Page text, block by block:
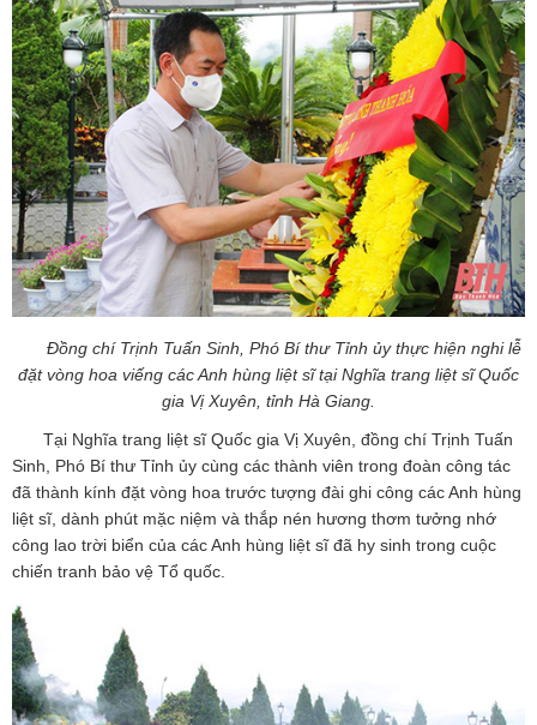
Đồng chí Trịnh Tuấn Sinh, Phó Bí thư Tỉnh ủy thực hiện nghi lễ
đặt vòng hoa viếng các Anh hùng liệt sĩ tại Nghĩa trang liệt sĩ Quốc
gia Vị Xuyên, tỉnh Hà Giang.
Tại Nghĩa trang liệt sĩ Quốc gia Vị Xuyên, đồng chí Trịnh Tuấn
Sinh, Phó Bí thư Tỉnh ủy cùng các thành viên trong đoàn công tác
đã thành kính đặt vòng hoa trước tượng đài ghi công các Anh hùng
liệt sĩ, dành phút mặc niệm và thắp nén hương thơm tưởng nhớ
công lao trời biển của các Anh hùng liệt sĩ đã hy sinh trong cuộc
chiến tranh bảo vệ Tổ quốc.